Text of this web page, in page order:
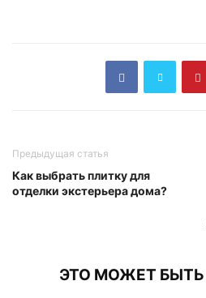
Предыдущая статья
Как выбрать плитку для
отделки экстерьера дома?
ЭТО МОЖЕТ